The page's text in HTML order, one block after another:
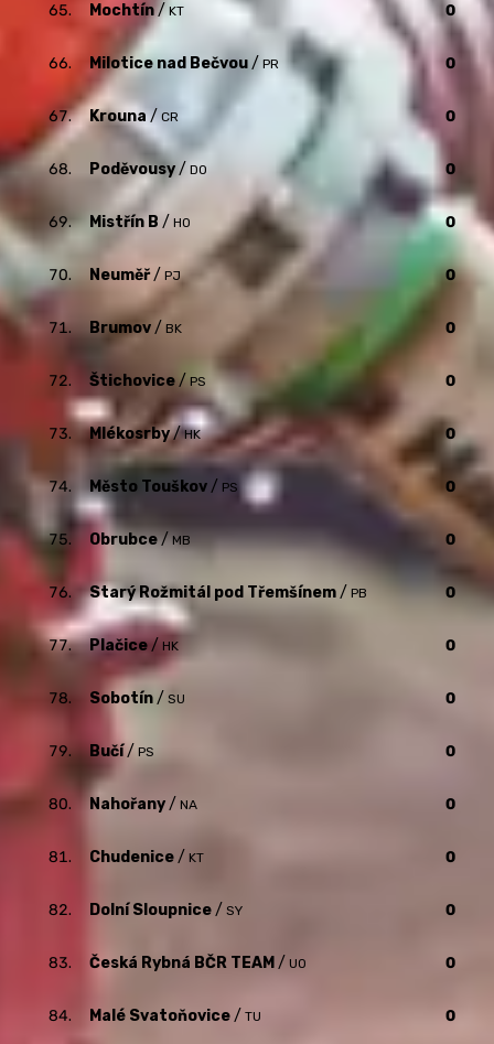
65. Mochtín/KT 0
66. Milotice nad Bečvou/ PR 0
67. Krouna/ CR 0
68. Poděvousy/ DO 0
69. Mistřín B / HO 0
70. Neuměř/ PJ 0
71. Brumov/ BK 0
72. Štichovice/ PS 0
73. Mlékosrby/HK 0
74. Město Touškov / PS 0
75. Obrubce/MB 0
76. Starý Rožmitál pod Třemšínem/ PB 0
77. Plačice/ HK 0
78. Sobotín/ SU 0
79. Bučí/ PS 0
80. Nahořany/ NA 0
81. Chudenice/ KT 0
82. Dolní Sloupnice/ SY 0
83. Česká Rybná BČR TEAM / UO 0
84. Malé Svatoňovice/ TU 0